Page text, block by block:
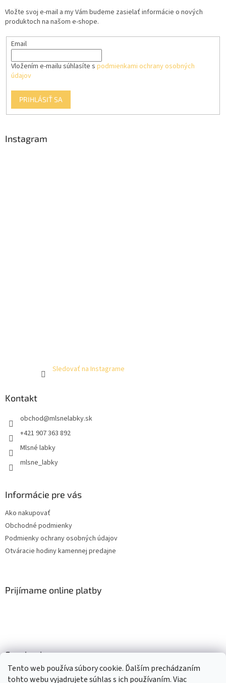
Tento web používa súbory cookie. Ďalším prechádzaním
tohto webu vyjadrujete súhlas s ich používaním. Viac
Vložte svoj e-mail a my Vám budeme zasielať informácie o nových
produktoch na našom e-shope.
Email
Vložením e-mailu súhlasíte s podmienkami ochrany osobných
údajov
PRIHLÁSIŤ SA
Instagram
Sledovať na Instagrame
Kontakt
obchod@mlsnelabky.sk
+421 907 363 892
Mlsné labky
mlsne_labky
Informácie pre vás
Ako nakupovať
Obchodné podmienky
Podmienky ochrany osobných údajov
Otváracie hodiny kamennej predajne
Prijímame online platby
Facebook